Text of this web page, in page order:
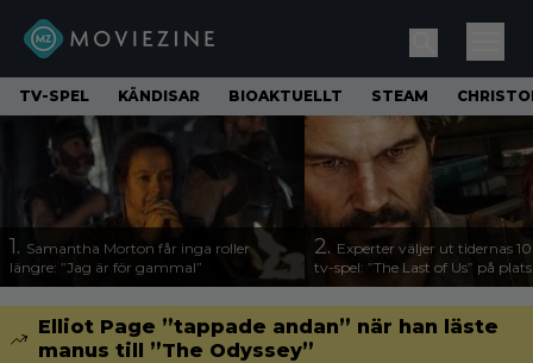
TV-SPEL KÄNDISAR BIOAKTUELLT STEAM
1. Samantha Morton får inga roller
längre: ”Jag är för gammal”
2. Experter väljer ut tidernas
tv-spel: ”The Last of Us” på
Elliot Page ”tappade andan” när han läste
manus till ”The Odyssey”